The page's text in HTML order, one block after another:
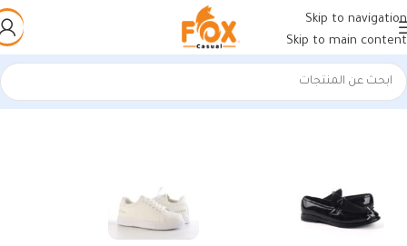
Skip to navigation
Skip to main content
الرئيسية/منتجات تحت الوسم “محفظة جلدية مزدوجة”